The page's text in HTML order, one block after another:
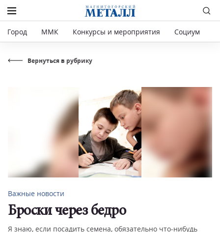
Город ММК Конкурсы и мероприятия Социум
Вернуться в рубрику
Важные новости
Броски через бедро
Я знаю, если посадить семена, обязательно что-нибудь